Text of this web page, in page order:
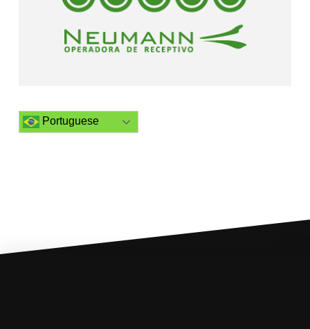
Portuguese